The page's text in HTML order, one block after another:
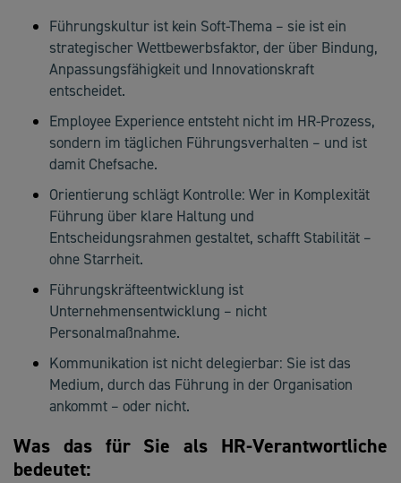
Führungskultur ist kein Soft-Thema – sie ist ein
strategischer Wettbewerbsfaktor, der über Bindung,
Anpassungsfähigkeit und Innovationskraft
entscheidet.
Employee Experience entsteht nicht im HR-Prozess,
sondern im täglichen Führungsverhalten – und ist
damit Chefsache.
Orientierung schlägt Kontrolle: Wer in Komplexität
Führung über klare Haltung und
Entscheidungsrahmen gestaltet, schafft Stabilität –
ohne Starrheit.
Führungskräfteentwicklung ist
Unternehmensentwicklung – nicht
Personalmaßnahme.
Kommunikation ist nicht delegierbar: Sie ist das
Medium, durch das Führung in der Organisation
ankommt – oder nicht.
Was das für Sie als HR-Verantwortliche
bedeutet: